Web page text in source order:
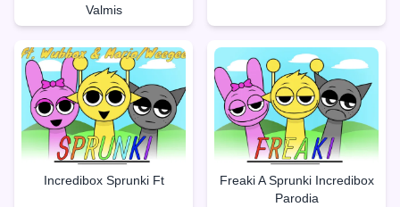
Valmis
Incredibox Sprunki Ft
Freaki A Sprunki Incredibox
Parodia